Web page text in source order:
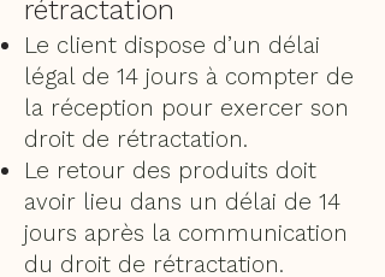
rétractation
Le client dispose d’un délai
légal de 14 jours à compter de
la réception pour exercer son
droit de rétractation.
Le retour des produits doit
avoir lieu dans un délai de 14
jours après la communication
du droit de rétractation.